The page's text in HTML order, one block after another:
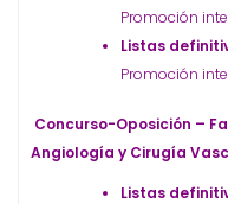
Promoción
Listas
Promoción
Concurso-Oposición –
Angiología y Cirugía
Listas